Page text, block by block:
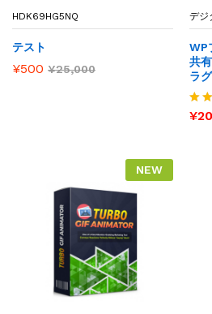
HDK69HG5NQ
テスト
¥500 ¥25,000
デジ
WP
共
ラ
5段
¥
NEW